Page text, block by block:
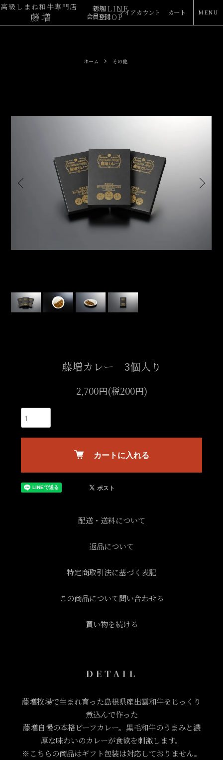
高級しまね和牛専門店
藤増
ONLINE
SHOP
新規
会員登録
マイアカウント カート
ホーム その他
藤増カレー 3個入り
2,700円(税200円)
カートに入れる
配送・送料について
返品について
特定商取引法に基づく表記
この商品について問い合わせる
買い物を続ける
DETAIL
藤増牧場で生まれ育った島根県産出雲和牛をじっくり
煮込んで作った
藤増自慢の本格ビーフカレー。黒毛和牛のうまみと濃
厚な味わいのカレーが食欲を刺激します。
※こちらの商品はギフト包装は対応しておりません。